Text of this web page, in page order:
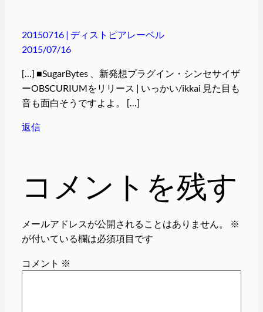
20150716 | ディストピアレーベル
2015/07/16
[…] ■SugarBytes 、新発想プラグイン・シンセサイザ
ーOBSCURIUMをリリース | いっかい/ikkai 見た目も
音も面白そうですよよ。 […]
返信
コメントを残す
メールアドレスが公開されることはありません。
※
が付いている欄は必須項目です
コメント ※